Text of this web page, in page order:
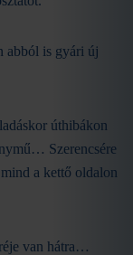
abból is gyári új
úthibákon
Szerencsére
a kettő oldalon
van hátra…